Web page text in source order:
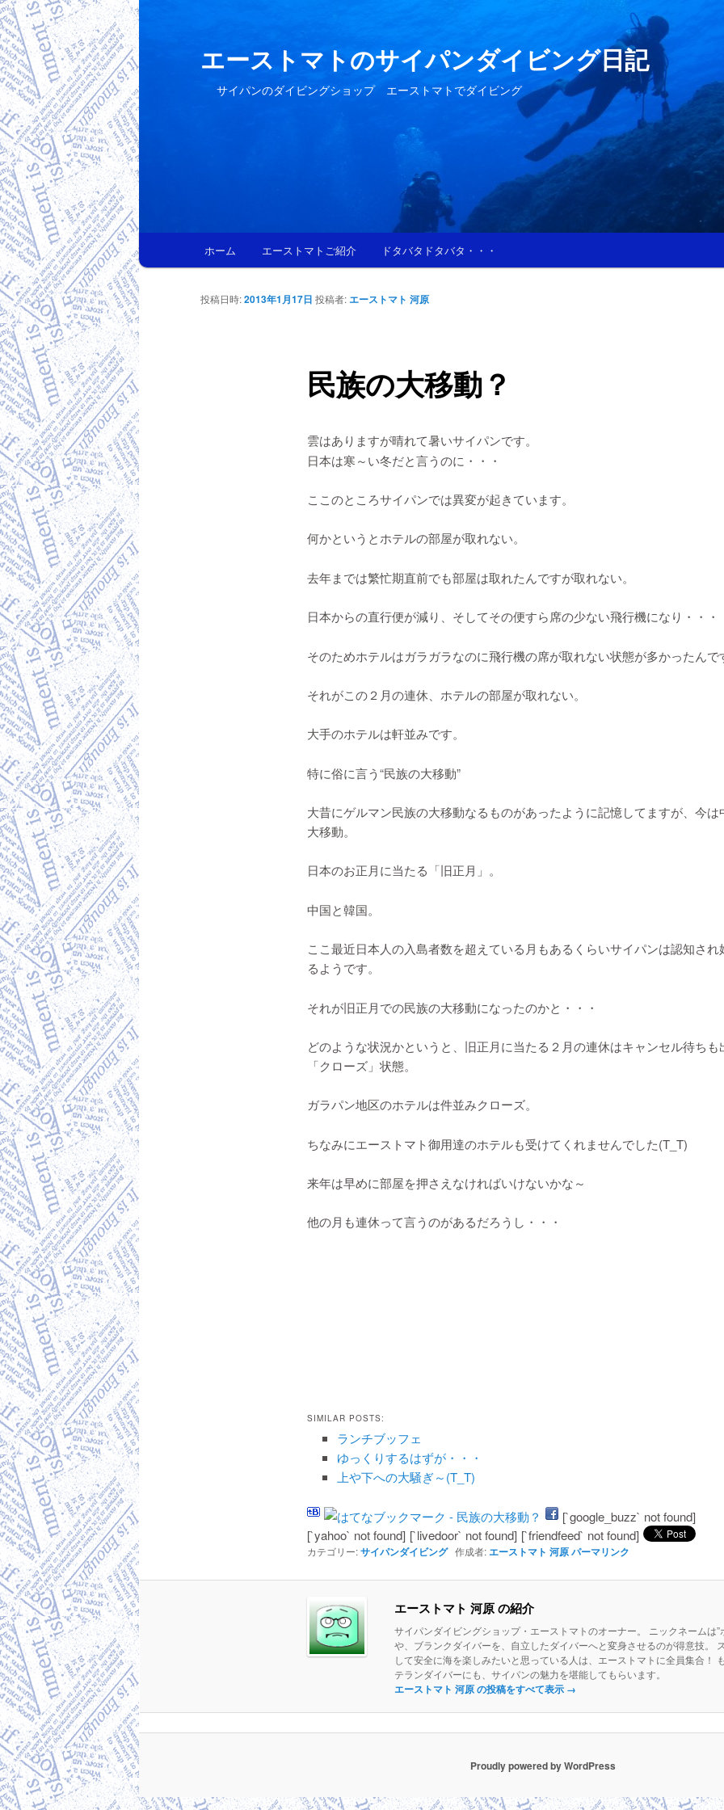
エーストマトのサイパンダイビング日記
サイパンのダイビングショップ エーストマトでダイビング
メインコンテンツへ移動
サブコンテンツへ移動
ホーム エーストマトご紹介 ドタバタドタバタ・・・
民族の大移動？
投稿日時:2013年1月17日 投稿者: エーストマト 河原
雲はありますが晴れて暑いサイパンです。
日本は寒～い冬だと言うのに・・・
ここのところサイパンでは異変が起きています。
何かというとホテルの部屋が取れない。
去年までは繁忙期直前でも部屋は取れたんですが取れない。
日本からの直行便が減り、そしてその便すら席の少ない飛行機になり・・・
そのためホテルはガラガラなのに飛行機の席が取れない状態が多かったんで
それがこの２月の連休、ホテルの部屋が取れない。
大手のホテルは軒並みです。
特に俗に言う“民族の大移動”
大昔にゲルマン民族の大移動なるものがあったように記憶してますが、今は
大移動。
日本のお正月に当たる「旧正月」。
中国と韓国。
ここ最近日本人の入島者数を超えている月もあるくらいサイパンは認知され
るようです。
それが旧正月での民族の大移動になったのかと・・・
どのような状況かというと、旧正月に当たる２月の連休はキャンセル待ちも
「クローズ」状態。
ガラパン地区のホテルは件並みクローズ。
ちなみにエーストマト御用達のホテルも受けてくれませんでした(T_T)
来年は早めに部屋を押さえなければいけないかな～
他の月も連休って言うのがあるだろうし・・・
SIMILAR POSTS:
ランチブッフェ
ゆっくりするはずが・・・
上や下への大騒ぎ～(T_T)
[`google_buzz` not found]
[`yahoo` not found] [`livedoor` not found] [`friendfeed` not found]
カテゴリー:サイパンダイビング作成者: エーストマト 河原パーマリンク
エーストマト 河原 の紹介
サイパンダイビングショップ・エーストマトのオーナー。 ニックネームは”
や、ブランクダイバーを、自立したダイバーへと変身させるのが得意技。
して安全に海を楽しみたいと思っている人は、エーストマトに全員集合！
テランダイバーにも、サイパンの魅力を堪能してもらいます。
エーストマト 河原 の投稿をすべて表示 →
Proudly powered by WordPress